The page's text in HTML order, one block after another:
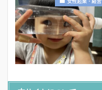
女性起業・経営